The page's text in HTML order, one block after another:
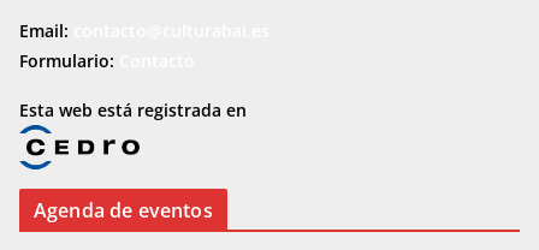
Email:
Formulario:
Esta web está registrada en
Agenda de eventos